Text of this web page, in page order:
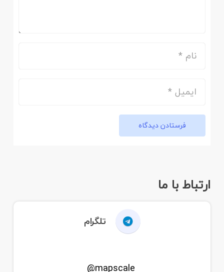
فرستادن دیدگاه
ارتباط با ما
تلگرام
mapscale@